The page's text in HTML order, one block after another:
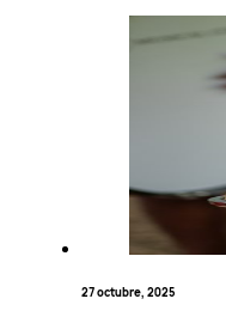
27 octubre, 2025